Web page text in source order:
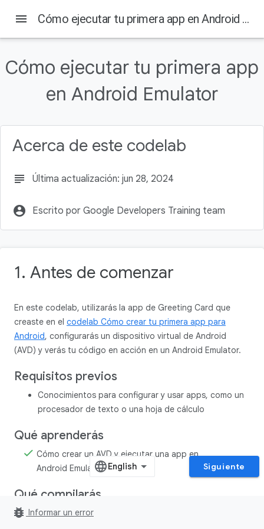
En esta página
1. Antes de comenzar
Requisitos previos
Requisitos
menu Cómo ejecutar tu primera app en Android Emulator
Cómo ejecutar tu primera app
en Android Emulator
Acerca de este codelab
subject Última actualización: jun 28, 2024
account_circle Escrito por Google Developers Training team
1. Antes de comenzar
En este codelab, utilizarás la app de Greeting Card que
creaste en el codelab Cómo crear tu primera app para
Android, configurarás un dispositivo virtual de Android
(AVD) y verás tu código en acción en un Android Emulator.
Requisitos previos
Conocimientos para configurar y usar apps, como un
procesador de texto o una hoja de cálculo
Qué aprenderás
Cómo crear un AVD y ejecutar una app en
Android Emulator
Qué compilarás
Una app básica para Android a partir de una plantilla
Siguiente
bug_report Informar un error